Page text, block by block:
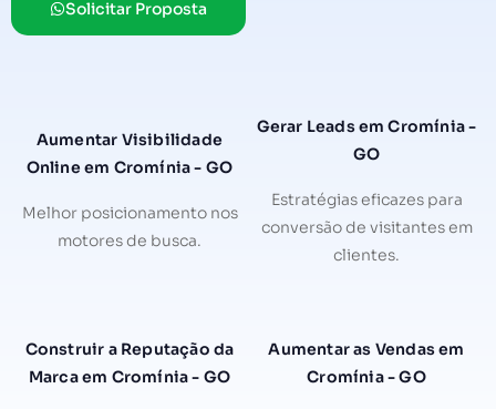
Solicitar Proposta
Aumentar Visibilidade
Online em Cromínia - GO
Melhor posicionamento nos
motores de busca.
Gerar Leads em Cromínia -
GO
Estratégias eficazes para
conversão de visitantes em
clientes.
Construir a Reputação da
Marca em Cromínia - GO
Aumentar as Vendas em
Cromínia - GO